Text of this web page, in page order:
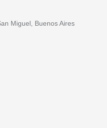
Miguel, Buenos Aires